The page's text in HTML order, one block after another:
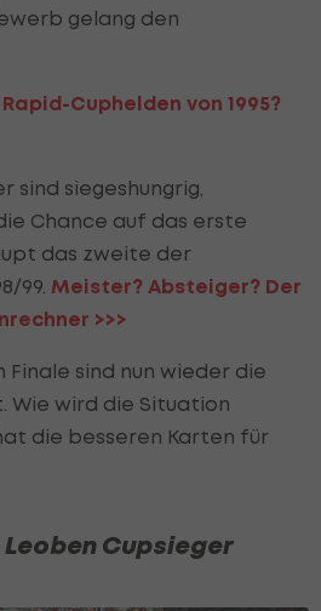
gelang den
Cuphelden von 1995?
sind siegeshungrig,
Chance auf das erste
das zweite der
99. Meister? Absteiger? Der
>>>
Finale sind nun wieder die
Wie wird die Situation
die besseren Karten für
Cupsieger